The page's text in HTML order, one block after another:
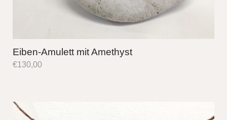
Eiben-Amulett mit Amethyst
€130,00